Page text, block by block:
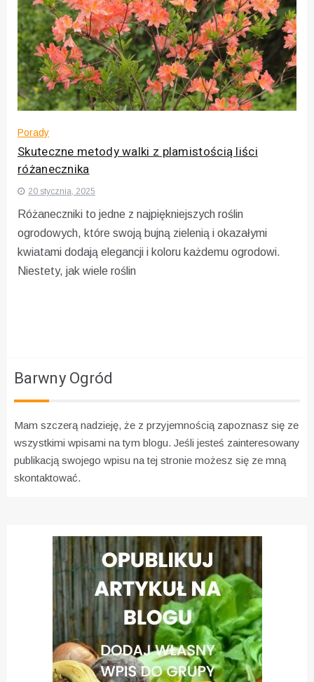
Porady
Skuteczne metody walki z plamistością liści
różanecznika
20 stycznia, 2025
Różaneczniki to jedne z najpiękniejszych roślin
ogrodowych, które swoją bujną zielenią i okazałymi
kwiatami dodają elegancji i koloru każdemu ogrodowi.
Niestety, jak wiele roślin
Barwny Ogród
Mam szczerą nadzieję, że z przyjemnością zapoznasz się ze
wszystkimi wpisami na tym blogu. Jeśli jesteś zainteresowany
publikacją swojego wpisu na tej stronie możesz się ze mną
skontaktować.